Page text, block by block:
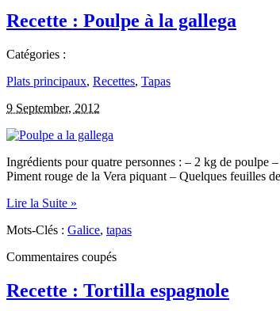
Recette : Poulpe à la gallega
Catégories :
Plats principaux, Recettes, Tapas
9 September, 2012
Ingrédients pour quatre personnes : – 2 kg de poulpe
Piment rouge de la Vera piquant – Quelques feuilles
Lire la Suite »
Mots-Clés : Galice, tapas
Commentaires coupés
Recette : Tortilla espagnole